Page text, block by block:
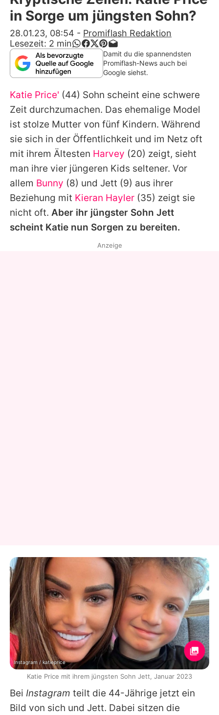
Alle Themen auf Promiflash
Jobs
App runterladen
Team
Redaktionelle Richtlinien
Impressum
Datenschutzerklärung
Nutzungsbedingungen
Utiq verwalten
in Sorge um jüngsten Sohn?
28.01.23, 08:54 - Promiflash Redaktion
Lesezeit: 2 min
Damit du die spannendsten
Promiflash-News auch bei
Google siehst.
Katie Price' (44) Sohn scheint eine schwere
Zeit durchzumachen. Das ehemalige Model
ist stolze Mutter von fünf Kindern. Während
sie sich in der Öffentlichkeit und im Netz oft
mit ihrem Ältesten Harvey (20) zeigt, sieht
man ihre vier jüngeren Kids seltener. Vor
allem Bunny (8) und Jett (9) aus ihrer
Beziehung mit Kieran Hayler (35) zeigt sie
nicht oft. Aber ihr jüngster Sohn Jett
scheint Katie nun Sorgen zu bereiten.
Bei Instagram teilt die 44-Jährige jetzt ein
Bild von sich und Jett. Dabei sitzen die
Anzeige
Instagram / katieprice
Katie Price mit ihrem jüngsten Sohn Jett, Januar 2023